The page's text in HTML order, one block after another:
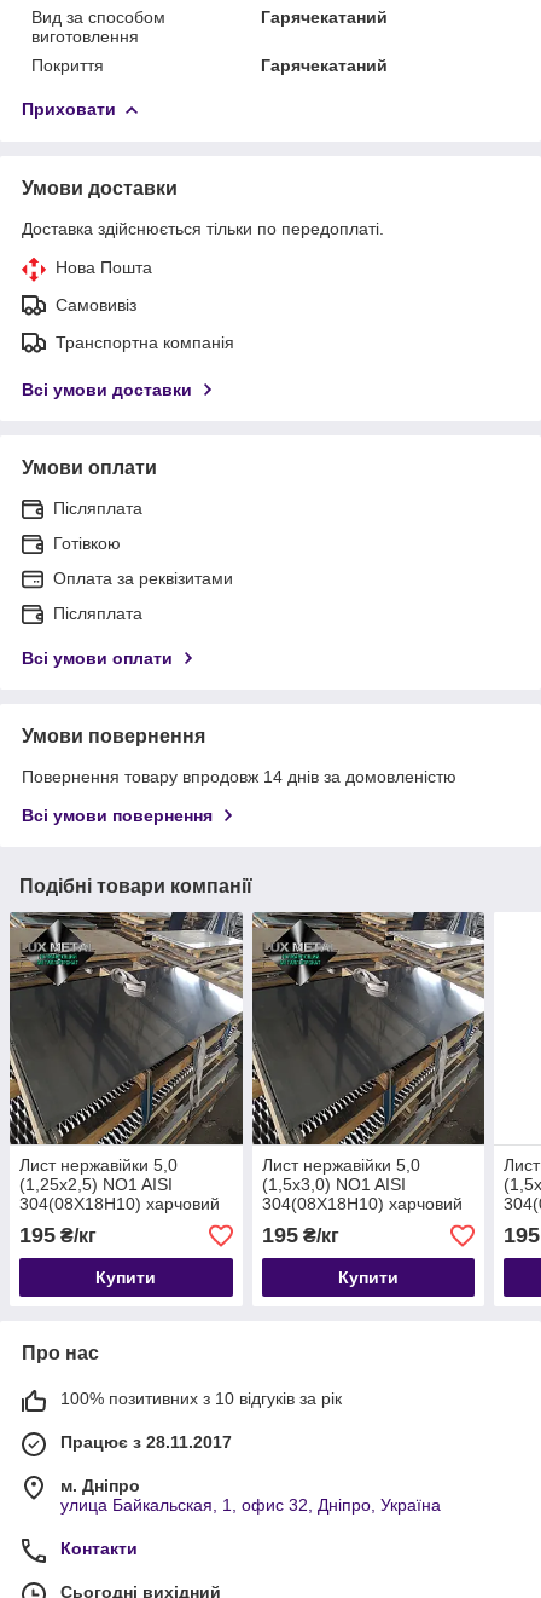
Вид за способом
виготовлення
Гарячекатаний
Покриття Гарячекатаний
Приховати
Умови доставки
Доставка здійснюється тільки по передоплаті.
Нова Пошта
Самовивіз
Транспортна компанія
Всі умови доставки
Умови оплати
Післяплата
Готівкою
Оплата за реквізитами
Післяплата
Всі умови оплати
Умови повернення
Повернення товару впродовж 14 днів за домовленістю
Всі умови повернення
Подібні товари компанії
Лист нержавійки 5,0
(1,25х2,5) NO1 AISI
304(08Х18Н10) харчовий
гарячекатаний.
195 ₴/кг
Купити
Лист нержавійки 5,0
(1,5х3,0) NO1 AISI
304(08Х18Н10) харчовий
гарячекатаний.
195₴/кг
Купити
195
Про нас
100% позитивних з 10 відгуків за рік
Працює з 28.11.2017
м. Дніпро
улица Байкальская, 1, офис 32, Дніпро, Україна
Контакти
Сьогодні вихідний